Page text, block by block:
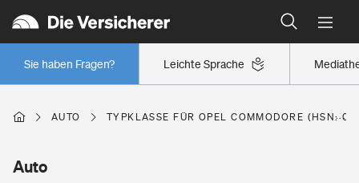
Leichte Sprache
Sie haben Fragen?
Wer versichert was: Jetzt Versicherer finden
Regionalklassen: So ist Ihre Region eingestuft
Wer versichert was: Jetzt Versicherer finden
AUTO TYPKLASSE FÜR OPEL COMMODORE (HSN:
Auto